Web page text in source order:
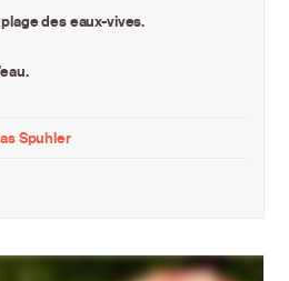
des eaux-vives.
Spuhler